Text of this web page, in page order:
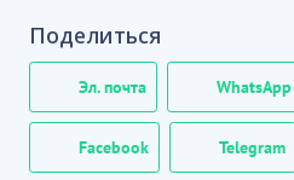
Поделиться
Эл. почта WhatsApp
Facebook Telegram